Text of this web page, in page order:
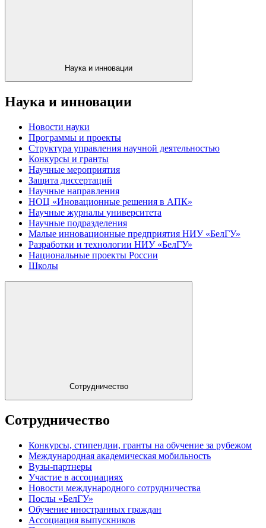
Наука и инновации
Наука и инновации
Новости науки
Программы и проекты
Структура управления научной деятельностью
Конкурсы и гранты
Научные мероприятия
Защита диссертаций
Научные направления
НОЦ «Иновационные решения в АПК»
Научные журналы университета
Научные подразделения
Малые инновационные предприятия НИУ «БелГУ»
Разработки и технологии НИУ «БелГУ»
Национальные проекты России
Школы
Сотрудничество
Сотрудничество
Конкурсы, стипендии, гранты на обучение за рубежом
Международная академическая мобильность
Вузы-партнеры
Участие в ассоциациях
Новости международного сотрудничества
Послы «БелГУ»
Обучение иностранных граждан
Ассоциация выпускников